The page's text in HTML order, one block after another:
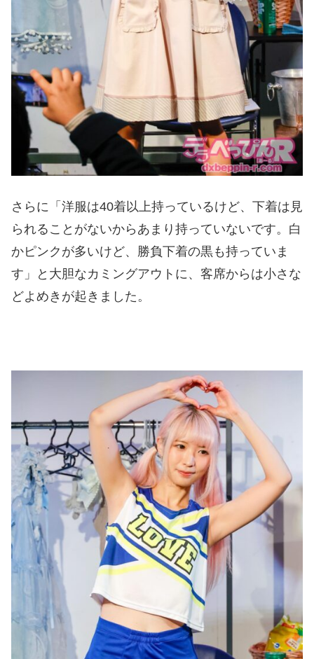
さらに「洋服は40着以上持っているけど、下着は見
られることがないからあまり持っていないです。白
かピンクが多いけど、勝負下着の黒も持っていま
す」と大胆なカミングアウトに、客席からは小さな
どよめきが起きました。